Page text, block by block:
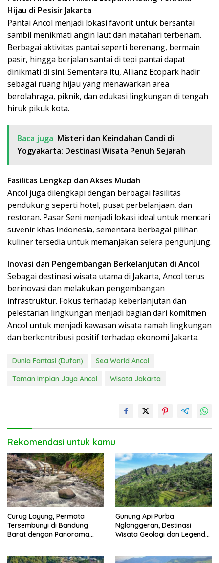
Hijau di Pesisir Jakarta
Pantai Ancol menjadi lokasi favorit untuk bersantai
sambil menikmati angin laut dan matahari terbenam.
Berbagai aktivitas pantai seperti berenang, bermain
pasir, hingga berjalan santai di tepi pantai dapat
dinikmati di sini. Sementara itu, Allianz Ecopark hadir
sebagai ruang hijau yang menawarkan area
berolahraga, piknik, dan edukasi lingkungan di tengah
hiruk pikuk kota.
Baca juga Misteri dan Keindahan Candi di
Yogyakarta: Destinasi Wisata Penuh Sejarah
Fasilitas Lengkap dan Akses Mudah
Ancol juga dilengkapi dengan berbagai fasilitas
pendukung seperti hotel, pusat perbelanjaan, dan
restoran. Pasar Seni menjadi lokasi ideal untuk mencari
suvenir khas Indonesia, sementara berbagai pilihan
kuliner tersedia untuk memanjakan selera pengunjung.
Inovasi dan Pengembangan Berkelanjutan di Ancol
Sebagai destinasi wisata utama di Jakarta, Ancol terus
berinovasi dan melakukan pengembangan
infrastruktur. Fokus terhadap keberlanjutan dan
pelestarian lingkungan menjadi bagian dari komitmen
Ancol untuk menjadi kawasan wisata ramah lingkungan
dan berkontribusi positif terhadap ekonomi Jakarta.
Dunia Fantasi (Dufan)
Sea World Ancol
Taman Impian Jaya Ancol
Wisata Jakarta
Rekomendasi untuk kamu
Curug Layung, Permata
Tersembunyi di Bandung
Barat dengan Panorama
Gunung Api Purba
Nglanggeran, Destinasi
Wisata Geologi dan Legenda